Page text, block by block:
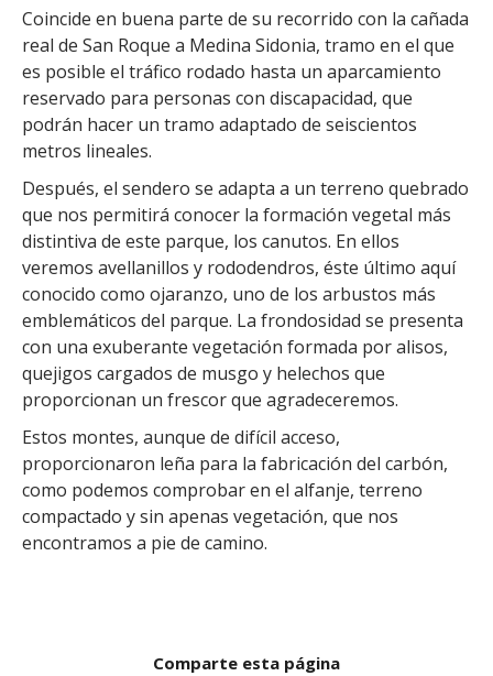
Coincide en buena parte de su recorrido con la cañada
real de San Roque a Medina Sidonia, tramo en el que
es posible el tráfico rodado hasta un aparcamiento
reservado para personas con discapacidad, que
podrán hacer un tramo adaptado de seiscientos
metros lineales.
Después, el sendero se adapta a un terreno quebrado
que nos permitirá conocer la formación vegetal más
distintiva de este parque, los canutos. En ellos
veremos avellanillos y rododendros, éste último aquí
conocido como ojaranzo, uno de los arbustos más
emblemáticos del parque. La frondosidad se presenta
con una exuberante vegetación formada por alisos,
quejigos cargados de musgo y helechos que
proporcionan un frescor que agradeceremos.
Estos montes, aunque de difícil acceso,
proporcionaron leña para la fabricación del carbón,
como podemos comprobar en el alfanje, terreno
compactado y sin apenas vegetación, que nos
encontramos a pie de camino.
Comparte esta página